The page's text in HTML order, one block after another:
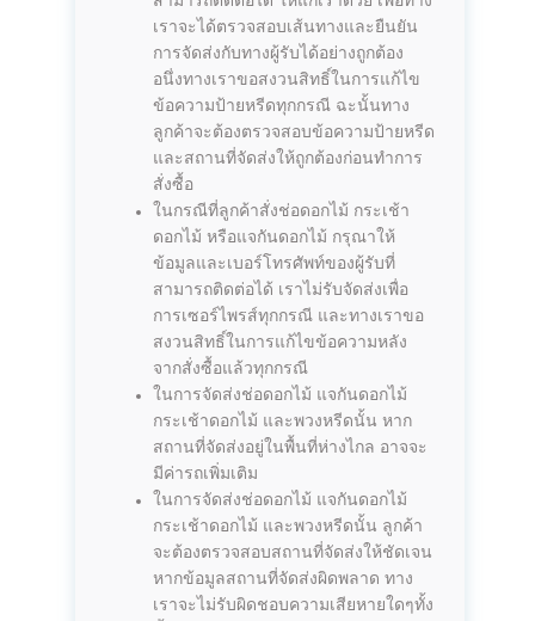
เราจะได้ตรวจสอบเส้นทางและยืนยัน
การจัดส่งกับทางผู้รับได้อย่างถูกต้อง
อนึ่งทางเราขอสงวนสิทธิ์ในการแก้ไข
ข้อความป้ายหรีดทุกกรณี ฉะนั้นทาง
ลูกค้าจะต้องตรวจสอบข้อความป้ายหรีด
และสถานที่จัดส่งให้ถูกต้องก่อนทำการ
สั่งซื้อ
ในกรณีที่ลูกค้าสั่งช่อดอกไม้ กระเช้า
ดอกไม้ หรือแจกันดอกไม้ กรุณาให้
ข้อมูลและเบอร์โทรศัพท์ของผู้รับที่
สามารถติดต่อได้ เราไม่รับจัดส่งเพื่อ
การเซอร์ไพรส์ทุกกรณี และทางเราขอ
สงวนสิทธิ์ในการแก้ไขข้อความหลัง
จากสั่งซื้อแล้วทุกกรณี
ในการจัดส่งช่อดอกไม้ แจกันดอกไม้
กระเช้าดอกไม้ และพวงหรีดนั้น หาก
สถานที่จัดส่งอยู่ในพื้นที่ห่างไกล อาจจะ
มีค่ารถเพิ่มเติม
ในการจัดส่งช่อดอกไม้ แจกันดอกไม้
กระเช้าดอกไม้ และพวงหรีดนั้น ลูกค้า
จะต้องตรวจสอบสถานที่จัดส่งให้ชัดเจน
หากข้อมูลสถานที่จัดส่งผิดพลาด ทาง
เราจะไม่รับผิดชอบความเสียหายใดๆทั้ง